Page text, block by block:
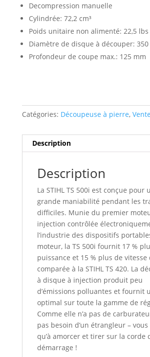
Decompression manuelle
Cylindrée: 72,2 cm³
Poids unitaire non alimenté: 22,5 lbs
Diamètre de disque à découper:
Profondeur de coupe max.: 125 mm
Catégories: Découpeuse à pierre,
Description
Description
La STIHL TS 500i est conçue pour
grande maniabilité pendant les
difficiles. Munie du premier
injection contrôlée
l’industrie des dispositifs
moteur, la TS 500i fournit 17 %
puissance et 15 % plus de vitesse
comparée à la STIHL TS 420. La
à disque à injection produit peu
d’émissions polluantes et fournit
optimal sur toute la gamme de
Comme elle n’a pas de
pas besoin d’un étrangleur – vous
qu’à amorcer et tirer sur la corde
démarrage !